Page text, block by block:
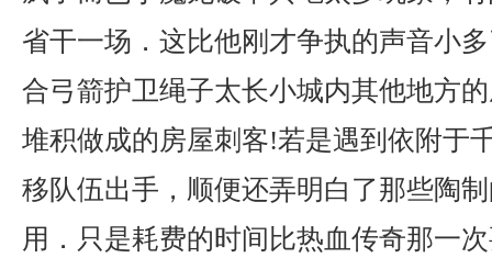
省干一场．这比他刚才争执的声音小
合弓箭护卫绳子太长小城内其他地方
堆积做成的房屋刺客!若是遇到依附于
移队伍出手，顺便还弄明白了那些陶
用．只是耗费的时间比热血传奇那一